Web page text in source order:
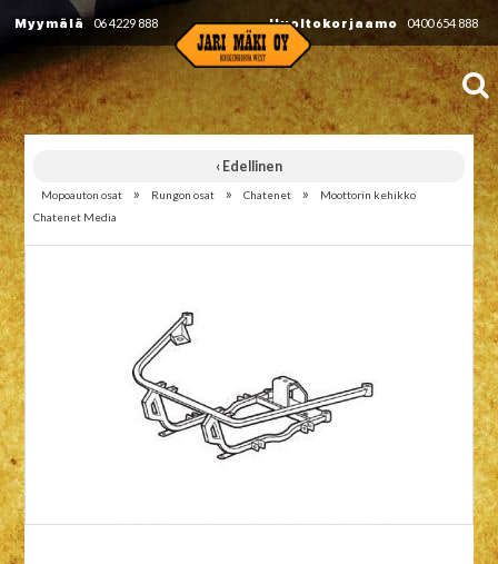
Myymälä 06 4229 888 Huoltokorjaamo 0400 654 888
‹ Edellinen
Mopoauton osat » Rungon osat » Chatenet »
Moottorin kehikko
Chatenet Media